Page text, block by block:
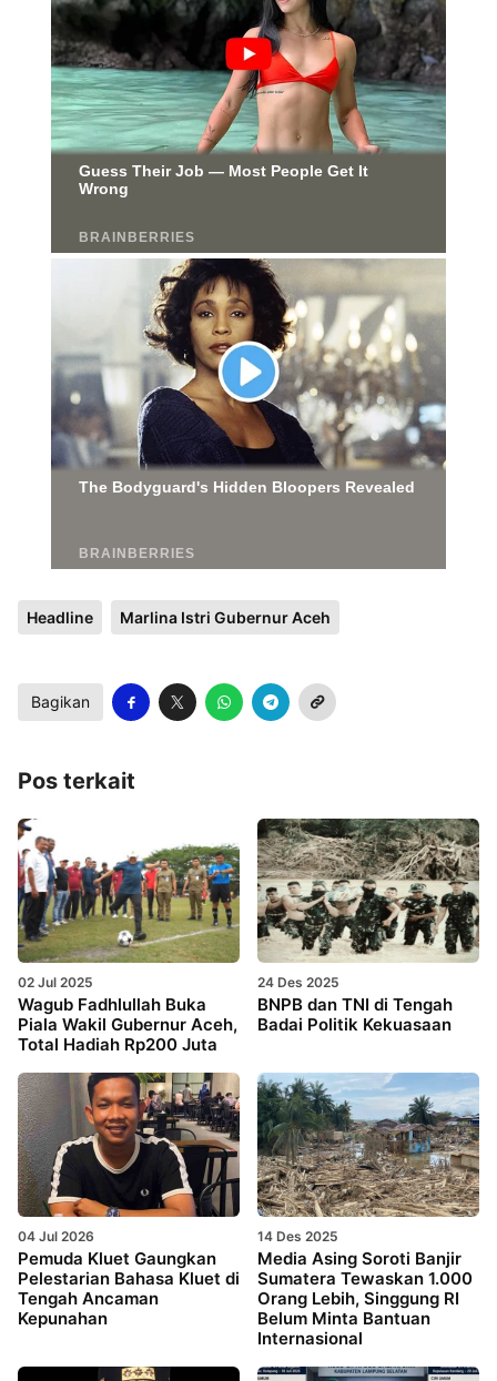
Headline Marlina Istri Gubernur Aceh
Bagikan
Pos terkait
02 Jul 2025
Wagub Fadhlullah Buka
Piala Wakil Gubernur Aceh,
Total Hadiah Rp200 Juta
24 Des 2025
BNPB dan TNI di Tengah
Badai Politik Kekuasaan
04 Jul 2026
Pemuda Kluet Gaungkan
Pelestarian Bahasa Kluet di
Tengah Ancaman
Kepunahan
14 Des 2025
Media Asing Soroti Banjir
Sumatera Tewaskan 1.000
Orang Lebih, Singgung RI
Belum Minta Bantuan
Internasional